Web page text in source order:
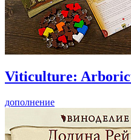
Viticulture:
дополнение